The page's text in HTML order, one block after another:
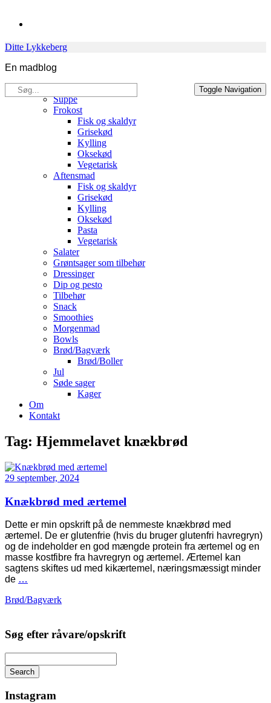
Ditte Lykkeberg
En madblog
Søg
efter:
Toggle Navigation
Opskrifter
Suppe
Frokost
Fisk og skaldyr
Grisekød
Kylling
Oksekød
Vegetarisk
Aftensmad
Fisk og skaldyr
Grisekød
Kylling
Oksekød
Pasta
Vegetarisk
Salater
Grøntsager som tilbehør
Dressinger
Dip og pesto
Tilbehør
Snack
Smoothies
Morgenmad
Bowls
Brød/Bagværk
Brød/Boller
Jul
Søde sager
Kager
Om
Kontakt
Tag: Hjemmelavet knækbrød
29 september, 2024
Knækbrød med ærtemel
Dette er min opskrift på de nemmeste knækbrød med
ærtemel. De er glutenfrie (hvis du bruger glutenfri havregryn)
og de indeholder en god mængde protein fra ærtemel og en
masse kostfibre fra havregryn og ærtemel. Ærtemel kan
sagtens skiftes ud med kikærtemel, næringsmæssigt minder
de …
Brød/Bagværk
Søg efter råvare/opskrift
Search
Instagram